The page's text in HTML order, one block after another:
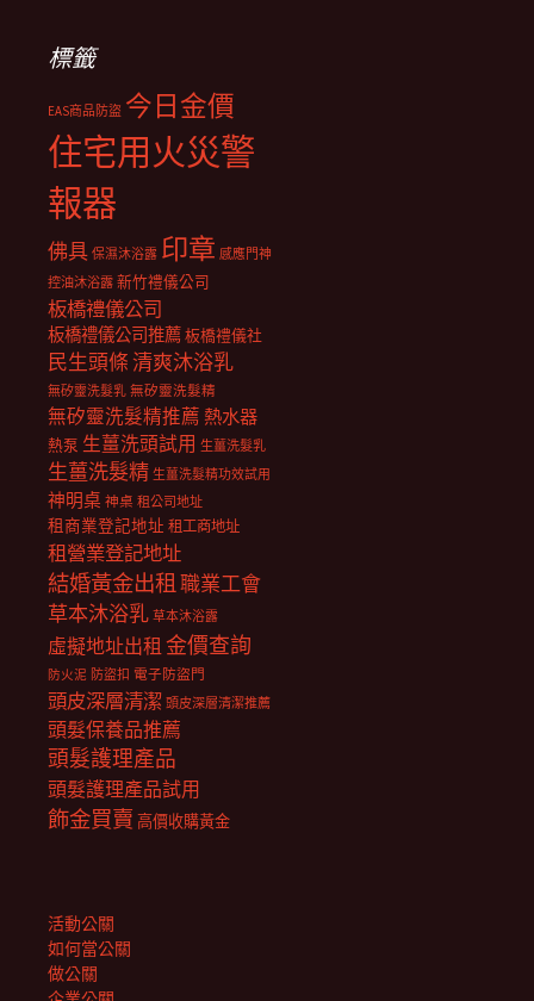
標籤
EAS商品防盜 今日金價
住宅用火災警
報器
佛具 保濕沐浴露 印章 感應門神
控油沐浴露 新竹禮儀公司
板橋禮儀公司
板橋禮儀公司推薦板橋禮儀社
民生頭條清爽沐浴乳
無矽靈洗髮乳 無矽靈洗髮精
無矽靈洗髮精推薦 熱水器
熱泵 生薑洗頭試用 生薑洗髮乳
生薑洗髮精 生薑洗髮精功效試用
神明桌 神桌 租公司地址
租商業登記地址 租工商地址
租營業登記地址
結婚黃金出租職業工會
草本沐浴乳 草本沐浴露
虛擬地址出租 金價查詢
防火泥 防盜扣 電子防盜門
頭皮深層清潔 頭皮深層清潔推薦
頭髮保養品推薦
頭髮護理產品
頭髮護理產品試用
飾金買賣 高價收購黃金
活動公關
如何當公關
做公關